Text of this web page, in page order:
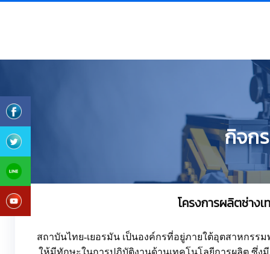
กิจก
โครงการผลิตช่าง
สถาบันไทย-เยอรมัน เป็นองค์กรที่อยู่ภายใต้อุตสาหกร